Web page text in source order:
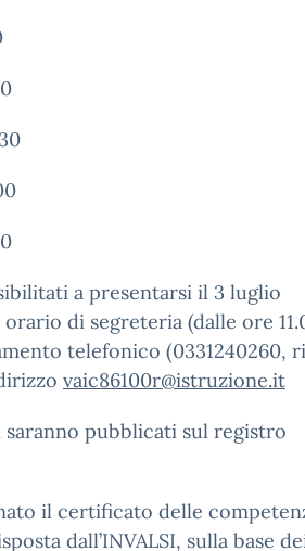
a presentarsi il 3 luglio
di segreteria (dalle ore
telefonico (0331240260,
vaic86100r@istruzione.it
pubblicati sul registro
il certificato delle
dall’INVALSI, sulla base